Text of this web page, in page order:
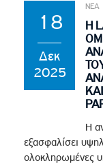
18
Δεκ
2025
ΝΕΑ
Η
Η
εξασφαλίσει
ολοκληρωμένες